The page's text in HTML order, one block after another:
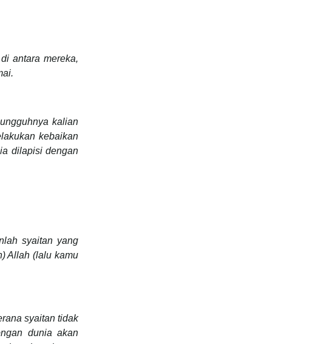
antara mereka,
kalian
kebaikan
dilapisi dengan
syaitan yang
Allah (lalu kamu
syaitan tidak
dunia akan